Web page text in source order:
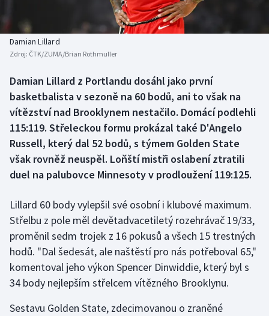
Basketbal
Biatlon
Boby a skeleton
Box
Cyklistika
Florbal
Futsal
Golf
Gymnastika
Aplikace ČT sport
AZ kvíz
Damian Lillard
Zdroj: ČTK/ZUMA/Brian Rothmuller
Damian Lillard z Portlandu dosáhl jako první
basketbalista v sezoně na 60 bodů, ani to však na
vítězství nad Brooklynem nestačilo. Domácí podlehli
115:119. Střeleckou formu prokázal také D'Angelo
Russell, který dal 52 bodů, s týmem Golden State
však rovněž neuspěl. Loňští mistři oslabení ztratili
duel na palubovce Minnesoty v prodloužení 119:125.
Lillard 60 body vylepšil své osobní i klubové maximum.
Střelbu z pole měl devětadvacetiletý rozehrávač 19/33,
proměnil sedm trojek z 16 pokusů a všech 15 trestných
hodů. "Dal šedesát, ale naštěstí pro nás potřeboval 65,"
komentoval jeho výkon Spencer Dinwiddie, který byl s
34 body nejlepším střelcem vítězného Brooklynu.
Sestavu Golden State, zdecimovanou o zraněné